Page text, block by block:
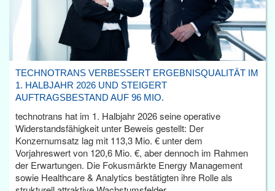
TECHNOTRANS VERBESSERT ERGEBNISQUALITÄT IM
1. HALBJAHR 2026 UND STEIGERT
AUFTRAGSBESTAND AUF 96 MIO.
technotrans hat im 1. Halbjahr 2026 seine operative
Widerstandsfähigkeit unter Beweis gestellt: Der
Konzernumsatz lag mit 113,3 Mio. € unter dem
Vorjahreswert von 120,6 Mio. €, aber dennoch im Rahmen
der Erwartungen. Die Fokusmärkte Energy Management
sowie Healthcare & Analytics bestätigten ihre Rolle als